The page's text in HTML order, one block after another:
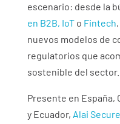
escenario: desde la
en B2B, IoTo Fintech
nuevos modelos de
regulatorios que
sostenible del sector.
Presente en España,
y Ecuador, Alai Secure